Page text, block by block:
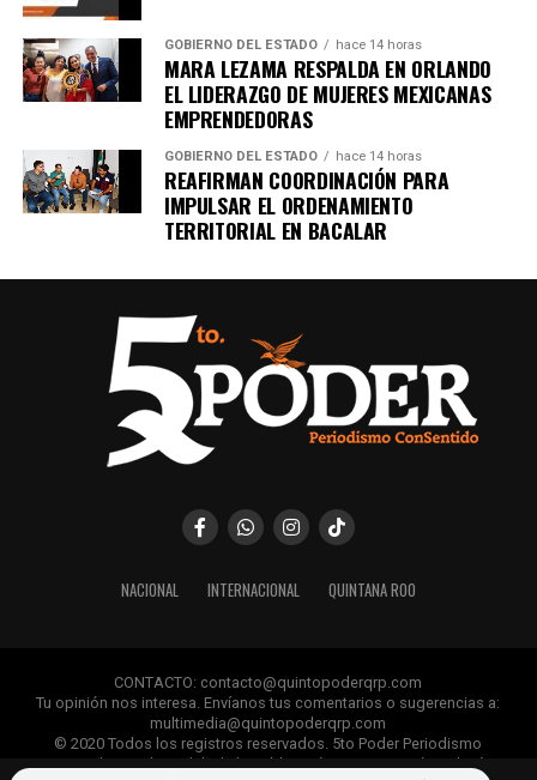
Únete al canal oficial de WhatsApp de
Quinto Poder y recibe las noticias más
importantes de Quintana Roo directamente
en tu teléfono.
Unirme al canal de WhatsApp
GOBIERNO DEL ESTADO hace 14 horas
MARA LEZAMA RESPALDA EN ORLANDO
EL LIDERAZGO DE MUJERES MEXICANAS
EMPRENDEDORAS
GOBIERNO DEL ESTADO hace 14 horas
REAFIRMAN COORDINACIÓN PARA
IMPULSAR EL ORDENAMIENTO
TERRITORIAL EN BACALAR
NACIONAL INTERNACIONAL QUINTANA ROO
CONTACTO: contacto@quintopoderqrp.com
Tu opinión nos interesa. Envíanos tus comentarios o sugerencias a:
multimedia@quintopoderqrp.com
© 2020 Todos los registros reservados. 5to Poder Periodismo
ConSentido Queda prohibida la publicación, retransmisión, edición y